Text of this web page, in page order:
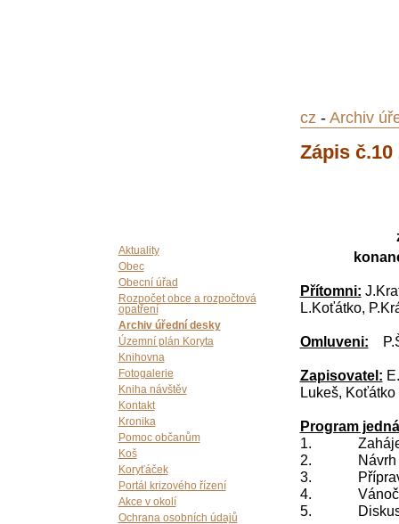
Aktuality
Obec
Obecní úřad
Rozpočet obce a rozpočtová
opatření
Archiv úřední desky
Územní plán Koryta
Knihovna
Fotogalerie
Kniha návštěv
Kontakt
Kronika
Pomoc občanům
Koš
Koryťáček
Portál krizového řízení
Akce v okolí
Ochrana osobních údajů
cz - Archiv
Zápis č.10
Přítomni:
L.Koťátko,
Omluveni:
Zapisovatel:
Lukeš, Koťátko
Program
1. Zahájení,
2. Návrh
3. Příprava
4. Vánoční
5.